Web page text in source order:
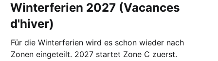
Winterferien 2027 (Vacances
d'hiver)
Für die Winterferien wird es schon wieder nach
Zonen eingeteilt. 2027 startet Zone C zuerst.